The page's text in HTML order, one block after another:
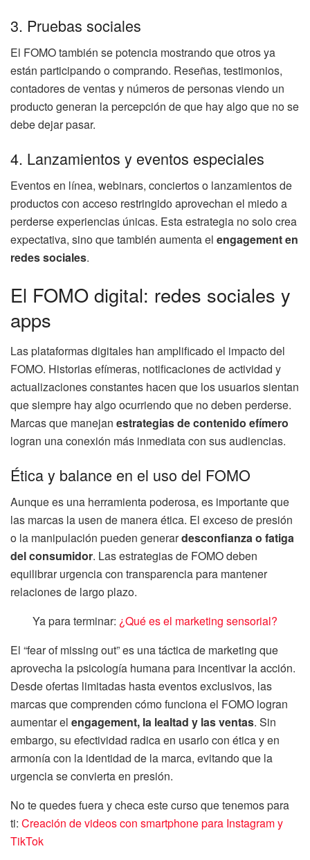
3. Pruebas sociales
El FOMO también se potencia mostrando que otros ya
están participando o comprando. Reseñas, testimonios,
contadores de ventas y números de personas viendo un
producto generan la percepción de que hay algo que no se
debe dejar pasar.
4. Lanzamientos y eventos especiales
Eventos en línea, webinars, conciertos o lanzamientos de
productos con acceso restringido aprovechan el miedo a
perderse experiencias únicas. Esta estrategia no solo crea
expectativa, sino que también aumenta el engagement en
redes sociales.
El FOMO digital: redes sociales y
apps
Las plataformas digitales han amplificado el impacto del
FOMO. Historias efímeras, notificaciones de actividad y
actualizaciones constantes hacen que los usuarios sientan
que siempre hay algo ocurriendo que no deben perderse.
Marcas que manejan estrategias de contenido efímero
logran una conexión más inmediata con sus audiencias.
Ética y balance en el uso del FOMO
Aunque es una herramienta poderosa, es importante que
las marcas la usen de manera ética. El exceso de presión
o la manipulación pueden generardesconfianza o fatiga
del consumidor. Las estrategias de FOMO deben
equilibrar urgencia con transparencia para mantener
relaciones de largo plazo.
Ya para terminar: ¿Qué es el marketing sensorial?
El “fear of missing out” es una táctica de marketing que
aprovecha la psicología humana para incentivar la acción.
Desde ofertas limitadas hasta eventos exclusivos, las
marcas que comprenden cómo funciona el FOMO logran
aumentar el engagement, la lealtad y las ventas. Sin
embargo, su efectividad radica en usarlo con ética y en
armonía con la identidad de la marca, evitando que la
urgencia se convierta en presión.
No te quedes fuera y checa este curso que tenemos para
ti: Creación de videos con smartphone para Instagram y
TikTok